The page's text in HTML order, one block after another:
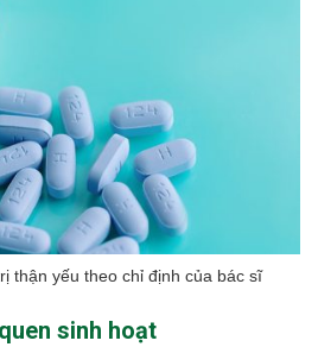
thận yếu theo chỉ định của bác sĩ
sinh hoạt